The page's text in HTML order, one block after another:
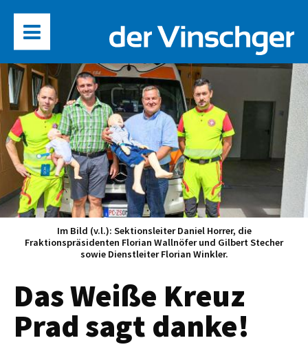
Im Bild (v.l.): Sektionsleiter Daniel Horrer, die
Fraktionspräsidenten Florian Wallnöfer und Gilbert Stecher
sowie Dienstleiter Florian Winkler.
Das Weiße Kreuz
Prad sagt danke!